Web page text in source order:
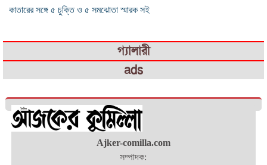
কাতারের সঙ্গে ৫ চুক্তি ও ৫ সমঝোতা স্মারক সই
গ্যালারী
ads
Ajker-comilla.com
সম্পাদক: